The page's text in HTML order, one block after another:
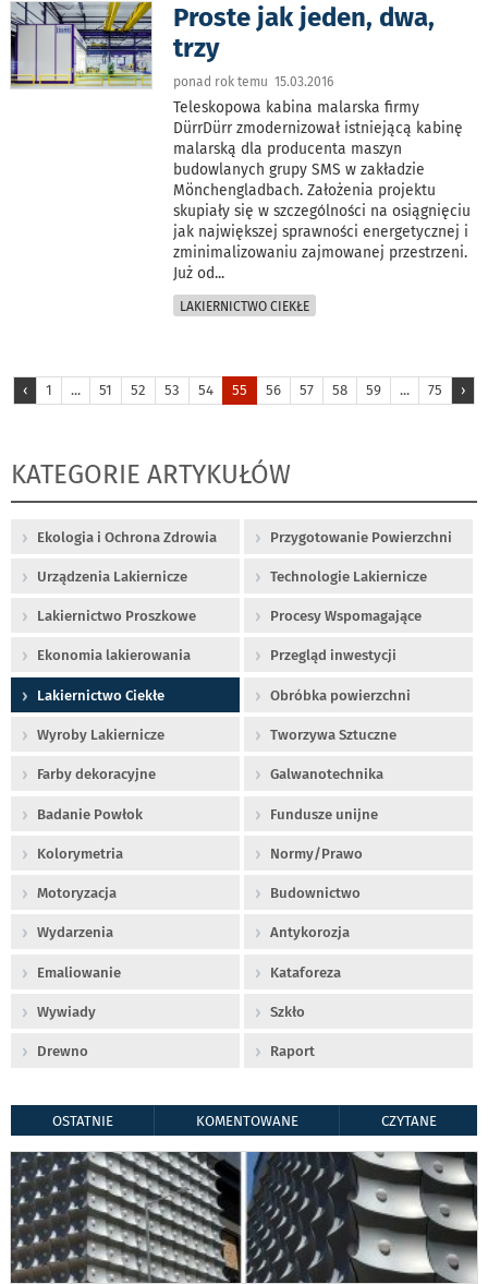
Proste jak jeden, dwa,
trzy
ponad rok temu 15.03.2016
Teleskopowa kabina malarska firmy
DürrDürr zmodernizował istniejącą kabinę
malarską dla producenta maszyn
budowlanych grupy SMS w zakładzie
Mönchengladbach. Założenia projektu
skupiały się w szczególności na osiągnięciu
jak największej sprawności energetycznej i
zminimalizowaniu zajmowanej przestrzeni.
Już od...
LAKIERNICTWO CIEKŁE
‹ 1 ... 51 52 53 54 55 56 57 58 59 ... 75 ›
KATEGORIE ARTYKUŁÓW
Ekologia i Ochrona Zdrowia Przygotowanie Powierzchni
Urządzenia Lakiernicze Technologie Lakiernicze
Lakiernictwo Proszkowe Procesy Wspomagające
Ekonomia lakierowania Przegląd inwestycji
Lakiernictwo Ciekłe Obróbka powierzchni
Wyroby Lakiernicze Tworzywa Sztuczne
Farby dekoracyjne Galwanotechnika
Badanie Powłok Fundusze unijne
Kolorymetria Normy/Prawo
Motoryzacja Budownictwo
Wydarzenia Antykorozja
Emaliowanie Kataforeza
Wywiady Szkło
Drewno Raport
OSTATNIE KOMENTOWANE CZYTANE